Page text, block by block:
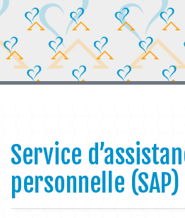
Service
personnelle (SAP)